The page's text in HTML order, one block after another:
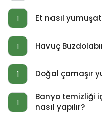
1 Et nasıl
1 Havuç
1 Doğal çamaşır
1
Banyo temizliği
nasıl yapılır?